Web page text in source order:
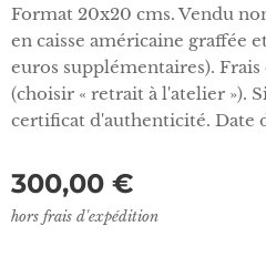
Format 20x20 cms. Vendu
en caisse américaine graffée
euros supplémentaires).
(choisir « retrait à l'atelier »).
certificat d'authenticité. Date
300,00 €
hors frais d'expédition